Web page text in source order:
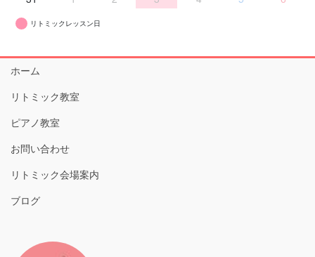
リトミックレッスン日
ホーム
リトミック教室
ピアノ教室
お問い合わせ
リトミック会場案内
ブログ